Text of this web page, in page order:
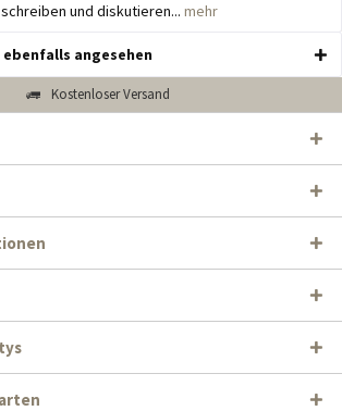
und diskutieren... mehr
angesehen
Kostenloser Versand